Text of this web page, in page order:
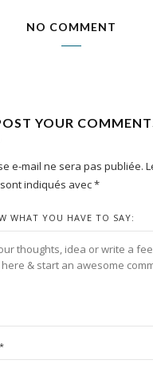
NO COMMENT
YOUR
e-mail ne sera pas publiée.
indiqués avec*
WHAT YOU HAVE TO SAY:
*